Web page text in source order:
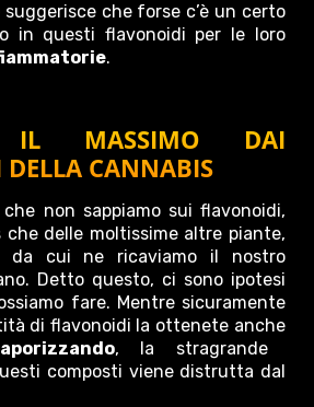
che forse c’è un certo
in questi flavonoidi per le loro
.
IL MASSIMO DAI
CANNABIS
che non sappiamo sui flavonoidi,
che delle moltissime altre piante,
cui ne ricaviamo il nostro
Detto questo, ci sono ipotesi
fare. Mentre sicuramente
di flavonoidi la ottenete anche
, la stragrande
composti viene distrutta dal